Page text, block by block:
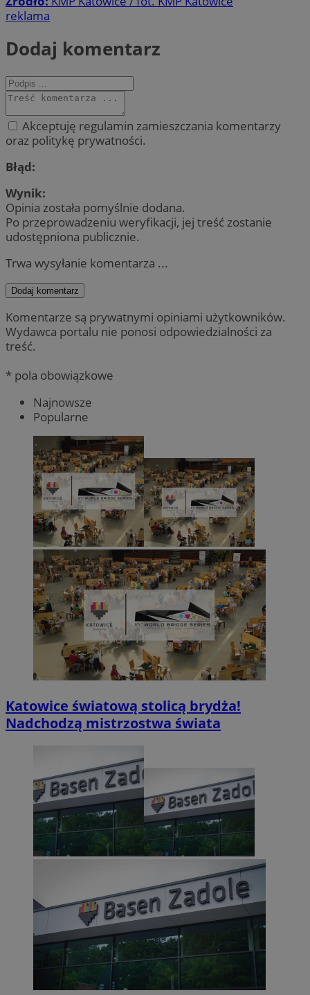
reklama
Dodaj komentarz
Akceptuję regulamin zamieszczania komentarzy
oraz politykę prywatności.
Błąd:
Wynik:
Opinia została pomyślnie dodana.
Po przeprowadzeniu weryfikacji, jej treść zostanie
udostępniona publicznie.
Trwa wysyłanie komentarza ...
Dodaj komentarz
Komentarze są prywatnymi opiniami użytkowników.
Wydawca portalu nie ponosi odpowiedzialności za
treść.
* pola obowiązkowe
Najnowsze
Popularne
Katowice światową stolicą brydża!
Nadchodzą mistrzostwa świata